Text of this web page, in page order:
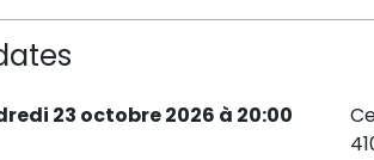
23 octobre 2026 à 20:00